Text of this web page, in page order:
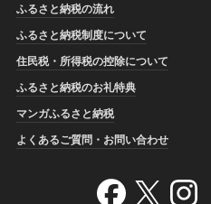
ふるさと納税の流れ
ふるさと納税制度について
住民税・所得税の控除について
ふるさと納税のお礼特典
マンガふるさと納税
よくあるご質問・お問い合わせ